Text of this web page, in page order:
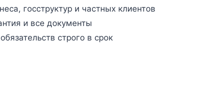
госструктур и частных клиентов
и все документы
строго в срок